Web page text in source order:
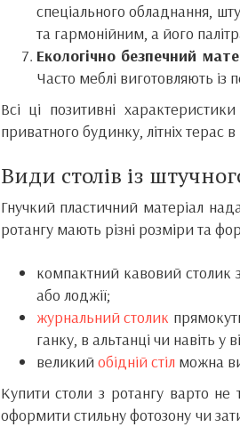
спеціального обладнання,
та гармонійним, а його
Екологічно безпечний
Часто меблі виготовляють із
Всі ці позитивні
приватного будинку, літніх терас
Види столів із
Гнучкий пластичний матеріал
ротангу мають різні розміри та
компактний кавовий
або лоджії;
журнальний столик
ганку, в альтанці чи навіть у
великий обідній стіл можна
Купити столи з ротангу варто
оформити стильну фотозону чи